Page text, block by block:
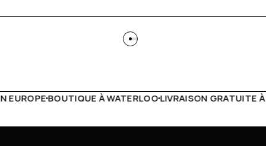
LIVRAISON GRATUITE À PARTIR DE 150€LIVE